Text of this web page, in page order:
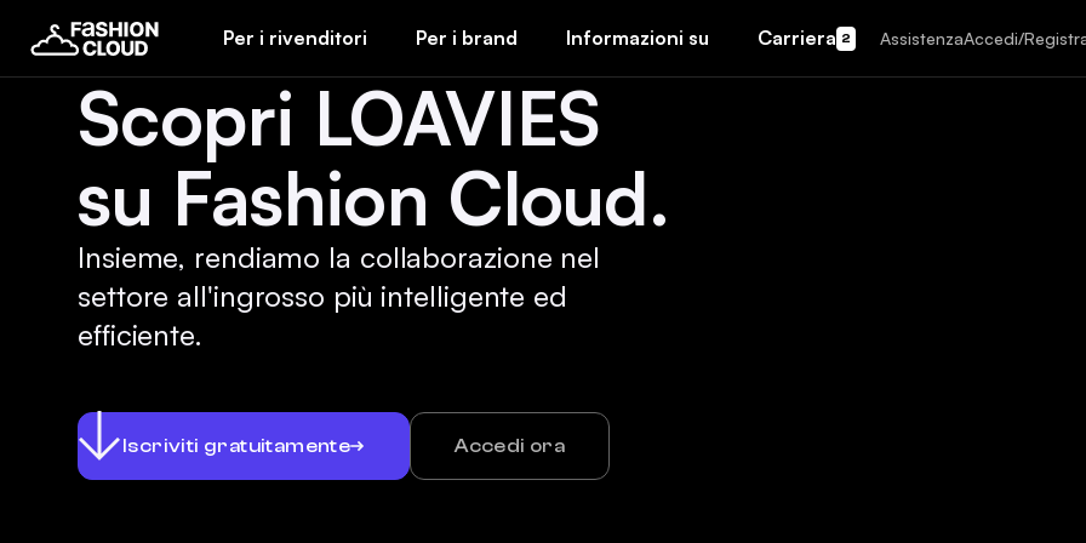
Per i rivenditori Per i brand Informazioni su Carriera 2 AssistenzaAccedi/
Scopri LOAVIES
su Fashion Cloud.
Insieme, rendiamo la collaborazione nel
settore all'ingrosso più intelligente ed
efficiente.
Iscriviti gratuitamente Accedi ora